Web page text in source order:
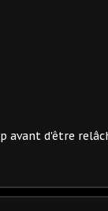
avant d'être